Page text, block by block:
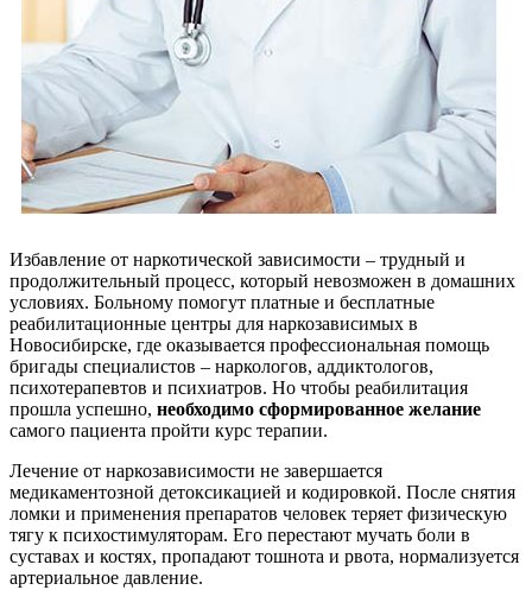
Избавление от наркотической зависимости – трудный и
продолжительный процесс, который невозможен в домашних
условиях. Больному помогут платные и бесплатные
реабилитационные центры для наркозависимых в
Новосибирске, где оказывается профессиональная помощь
бригады специалистов – наркологов, аддиктологов,
психотерапевтов и психиатров. Но чтобы реабилитация
прошла успешно, необходимо сформированное желание
самого пациента пройти курс терапии.
Лечение от наркозависимости не завершается
медикаментозной детоксикацией и кодировкой. После снятия
ломки и применения препаратов человек теряет физическую
тягу к психостимуляторам. Его перестают мучать боли в
суставах и костях, пропадают тошнота и рвота, нормализуется
артериальное давление.